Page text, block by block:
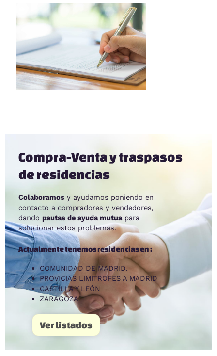
Compra-Venta y traspasos
de residencias
Colaboramos y ayudamos poniendo en
contacto a compradores y vendedores,
dando pautas de ayuda mutuapara
solucionar estos problemas.
Actualmente tenemos residencias en :
COMUNIDAD DE MADRID.
PROVICIAS LIMÍTROFES A MADRID
CASTILLA Y LEÓN
ZARAGOZA
Ver listados